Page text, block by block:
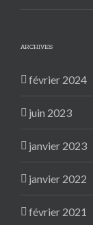
ARCHIVES
février 2024
juin 2023
janvier 2023
janvier 2022
février 2021